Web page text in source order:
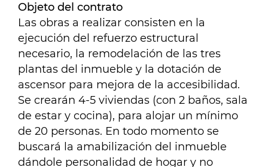
Objeto del contrato
Las obras a realizar consisten en la
ejecución del refuerzo estructural
necesario, la remodelación de las tres
plantas del inmueble y la dotación de
ascensor para mejora de la accesibilidad.
Se crearán 4-5 viviendas (con 2 baños, sala
de estar y cocina), para alojar un mínimo
de 20 personas. En todo momento se
buscará la amabilización del inmueble
dándole personalidad de hogar y no